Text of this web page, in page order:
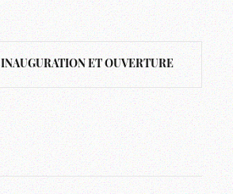
INAUGURATION ET OUVERTURE